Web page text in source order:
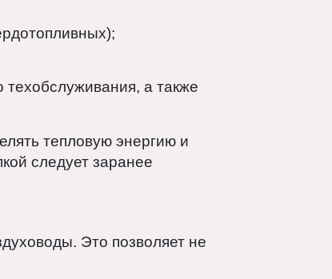
твердотопливных);
техобслуживания, а также
тепловую энергию и
следует заранее